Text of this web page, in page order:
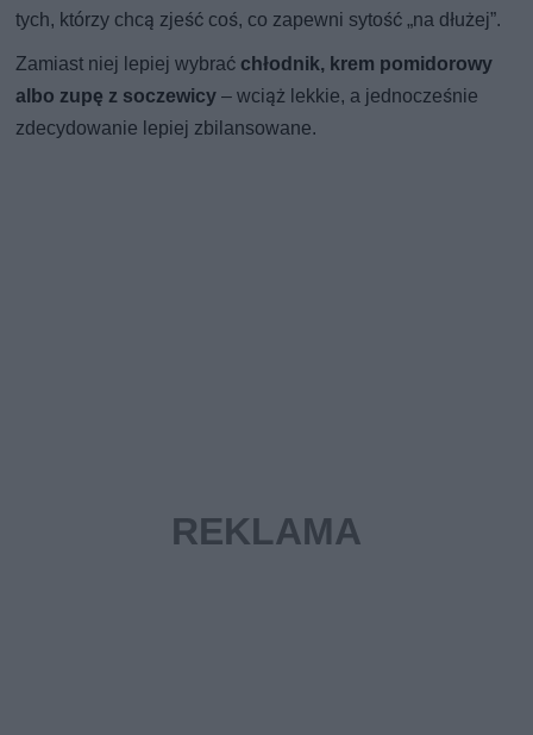
tych, którzy chcą zjeść coś, co zapewni sytość „na dłużej”.
Zamiast niej lepiej wybrać chłodnik, krem pomidorowy
albo zupę z soczewicy – wciąż lekkie, a jednocześnie
zdecydowanie lepiej zbilansowane.